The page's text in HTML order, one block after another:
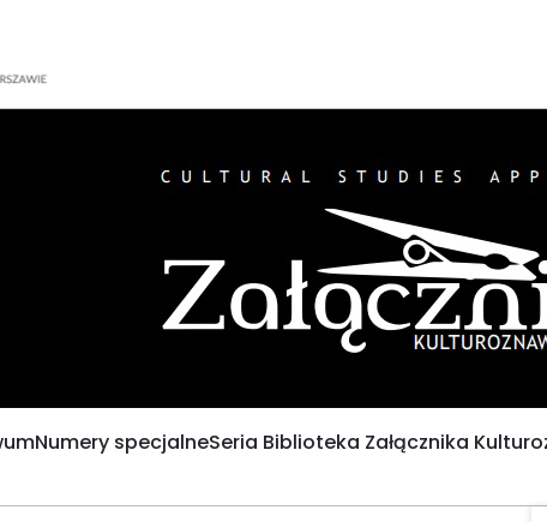
Numery specjalneSeria Biblioteka Załącznika